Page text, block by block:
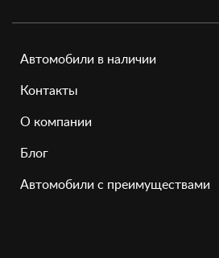
Автомобили в наличии
Контакты
О компании
Блог
Автомобили с преимуществами